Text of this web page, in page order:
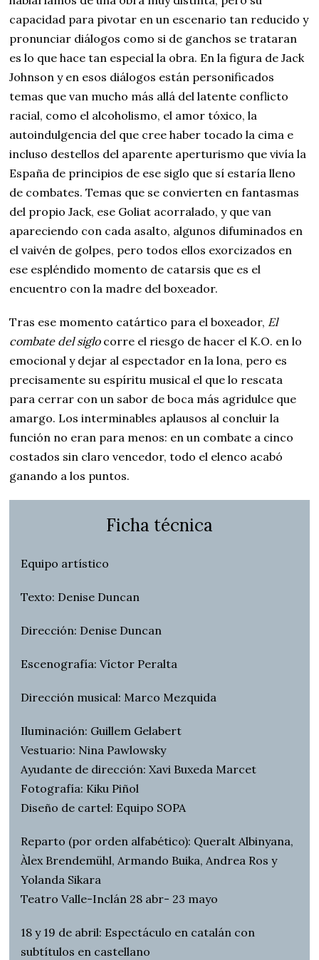
capacidad para pivotar en un escenario tan reducido y
pronunciar diálogos como si de ganchos se trataran
es lo que hace tan especial la obra. En la figura de Jack
Johnson y en esos diálogos están personificados
temas que van mucho más allá del latente conflicto
racial, como el alcoholismo, el amor tóxico, la
autoindulgencia del que cree haber tocado la cima e
incluso destellos del aparente aperturismo que vivía la
España de principios de ese siglo que sí estaría lleno
de combates. Temas que se convierten en fantasmas
del propio Jack, ese Goliat acorralado, y que van
apareciendo con cada asalto, algunos difuminados en
el vaivén de golpes, pero todos ellos exorcizados en
ese espléndido momento de catarsis que es el
encuentro con la madre del boxeador.
Tras ese momento catártico para el boxeador, El
combate del siglocorre el riesgo de hacer el K.O. en lo
emocional y dejar al espectador en la lona, pero es
precisamente su espíritu musical el que lo rescata
para cerrar con un sabor de boca más agridulce que
amargo. Los interminables aplausos al concluir la
función no eran para menos: en un combate a cinco
costados sin claro vencedor, todo el elenco acabó
ganando a los puntos.
Ficha técnica
Equipo artístico
Texto: Denise Duncan
Dirección: Denise Duncan
Escenografía: Víctor Peralta
Dirección musical: Marco Mezquida
Iluminación: Guillem Gelabert
Vestuario: Nina Pawlowsky
Ayudante de dirección: Xavi Buxeda Marcet
Fotografía: Kiku Piñol
Diseño de cartel: Equipo SOPA
Reparto (por orden alfabético): Queralt Albinyana,
Àlex Brendemühl, Armando Buika, Andrea Ros y
Yolanda Sikara
Teatro Valle-Inclán 28 abr- 23 mayo
18 y 19 de abril: Espectáculo en catalán con
subtítulos en castellano